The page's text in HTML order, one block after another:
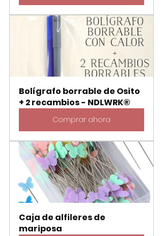
Bolígrafo borrable de Osito
+ 2 recambios - NDLWRK®
Comprar ahora
Caja de alfileres de
mariposa